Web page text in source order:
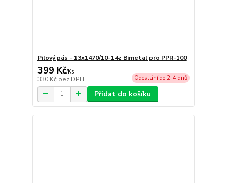
Pilový pás - 13x1470/10-14z Bimetal pro PPR-100
399 Kč/Ks
330 Kč bez DPH Odeslání do 2-4 dnů
Přidat do košíku